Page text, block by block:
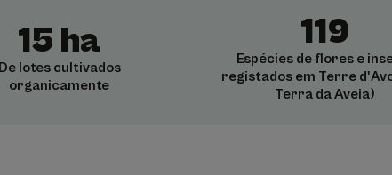
15 ha
De lotes cultivados
organicamente
119
Espécies de flores e
registados em Terre
Terra da Aveia)